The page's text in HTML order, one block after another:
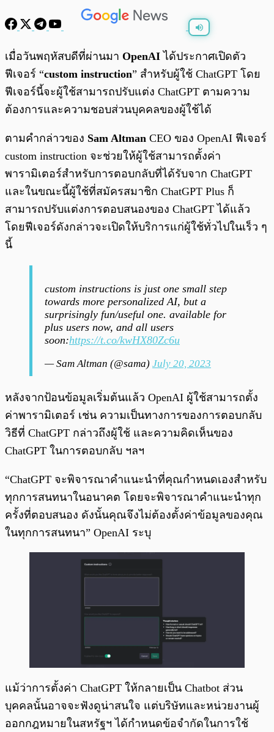
พร้อมเล่น 0:00/ 0:00
เมื่อวันพฤหัสบดีที่ผ่านมา OpenAI ได้ประกาศเปิดตัว
ฟีเจอร์ “custom instruction” สำหรับผู้ใช้ ChatGPT โดย
ฟีเจอร์นี้จะผู้ใช้สามารถปรับแต่ง ChatGPT ตามความ
ต้องการและความชอบส่วนบุคคลของผู้ใช้ได้
ตามคำกล่าวของ Sam Altman CEO ของ OpenAI ฟีเจอร์
custom instruction จะช่วยให้ผู้ใช้สามารถตั้งค่า
พารามิเตอร์สำหรับการตอบกลับที่ได้รับจาก ChatGPT
และในขณะนี้ผู้ใช้ที่สมัครสมาชิก ChatGPT Plus ก็
สามารถปรับแต่งการตอบสนองของ ChatGPT ได้แล้ว
โดยฟีเจอร์ดังกล่าวจะเปิดให้บริการแก่ผู้ใช้ทั่วไปในเร็ว ๆ
นี้
custom instructions is just one small step
towards more personalized AI, but a
surprisingly fun/useful one. available for
plus users now, and all users
soon:https://t.co/kwHX80Zc6u
— Sam Altman (@sama) July 20, 2023
หลังจากป้อนข้อมูลเริ่มต้นแล้ว OpenAI ผู้ใช้สามารถตั้ง
ค่าพารามิเตอร์ เช่น ความเป็นทางการของการตอบกลับ
วิธีที่ ChatGPT กล่าวถึงผู้ใช้ และความคิดเห็นของ
ChatGPT ในการตอบกลับ ฯลฯ
“ChatGPT จะพิจารณาคำแนะนำที่คุณกำหนดเองสำหรับ
ทุกการสนทนาในอนาคต โดยจะพิจารณาคำแนะนำทุก
ครั้งที่ตอบสนอง ดังนั้นคุณจึงไม่ต้องตั้งค่าข้อมูลของคุณ
ในทุกการสนทนา” OpenAI ระบุ
แม้ว่าการตั้งค่า ChatGPT ให้กลายเป็น Chatbot ส่วน
บุคคลนั้นอาจจะฟังดูน่าสนใจ แต่บริษัทและหน่วยงานผู้
ออกกฎหมายในสหรัฐฯ ได้กำหนดข้อจำกัดในการใช้